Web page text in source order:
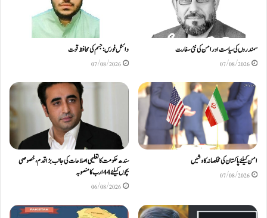
سمندروں کی سیاست اور امن کی نئی سفارت
07/08/2026
وائٹل فورس: جسم کی محافظ قوت
07/08/2026
امن کیلئے پاکستان کی مخلصانہ کاوشیں
07/08/2026
سندھ حکومت کا تعلیمی اصلاحات کی جانب بڑا قدم، خصوصی
بچوں کیلئے44 ارب کا منصوبہ
06/08/2026